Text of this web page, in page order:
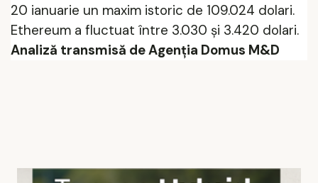
20 ianuarie un maxim istoric de 109.024 dolari.
Ethereum a fluctuat între 3.030 și 3.420 dolari.
Analiză transmisă de Agenția Domus M&D